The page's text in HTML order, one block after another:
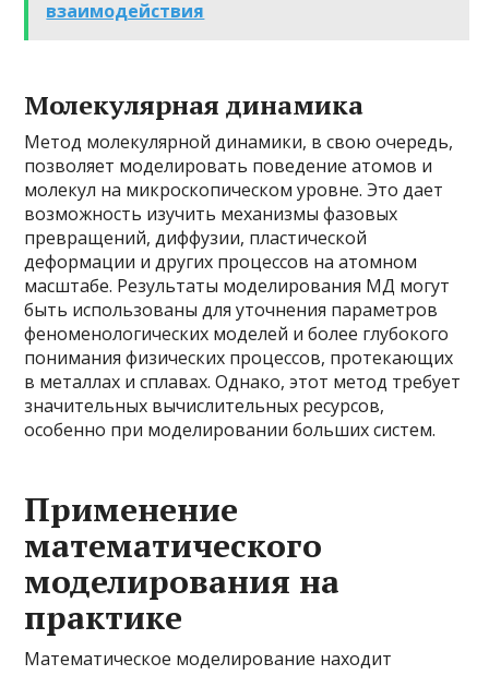
взаимодействия
Молекулярная динамика
Метод молекулярной динамики, в свою очередь,
позволяет моделировать поведение атомов и
молекул на микроскопическом уровне. Это дает
возможность изучить механизмы фазовых
превращений, диффузии, пластической
деформации и других процессов на атомном
масштабе. Результаты моделирования МД могут
быть использованы для уточнения параметров
феноменологических моделей и более глубокого
понимания физических процессов, протекающих
в металлах и сплавах. Однако, этот метод требует
значительных вычислительных ресурсов,
особенно при моделировании больших систем.
Применение
математического
моделирования на
практике
Математическое моделирование находит